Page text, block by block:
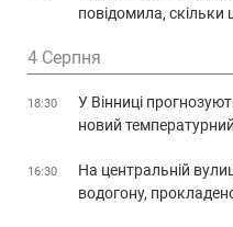
повідомила,
4 Серпня
18:30
У Вінниці
новий
16:30
На центральній
водогону,